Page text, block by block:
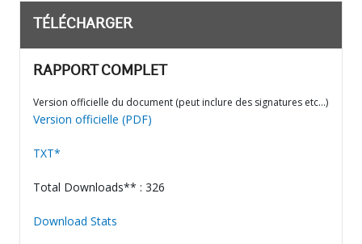
TÉLÉCHARGER
RAPPORT COMPLET
Version officielle du document (peut inclure des signatures etc…)
Version officielle (PDF)
TXT*
Total Downloads** : 326
Download Stats